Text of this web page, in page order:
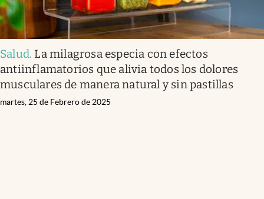
Salud. La milagrosa especia con efectos
antiinflamatorios que alivia todos los dolores
musculares de manera natural y sin pastillas
martes, 25 de Febrero de 2025